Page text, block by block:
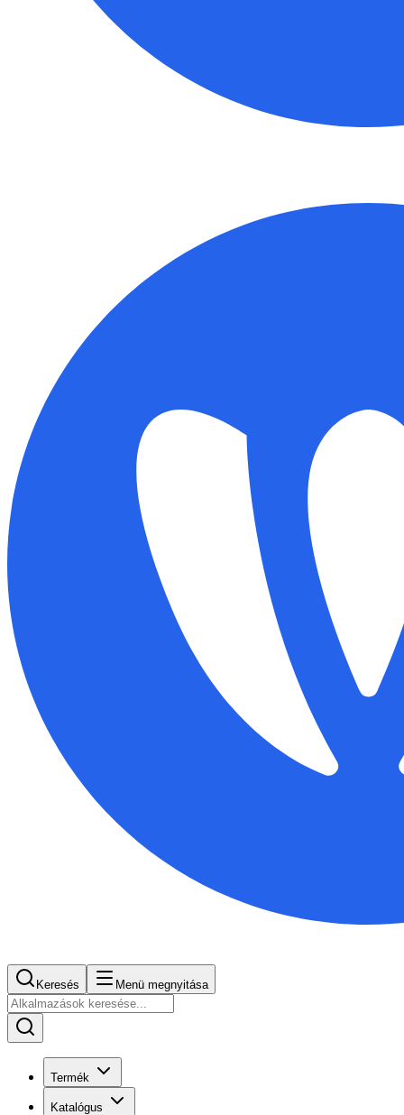
Keresés Menü megnyitása
Termék
Katalógus